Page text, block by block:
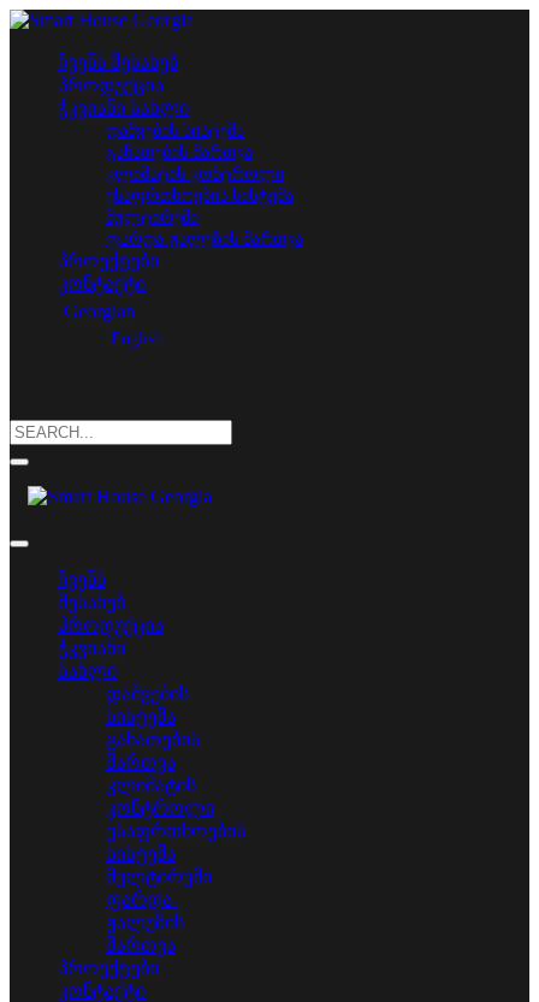
ჩვენს შესახებ
პროდუქცია
ჭკვიანი სახლი
დაშვების სისტემა
განათების მართვა
კლიმატის კონტროლი
უსაფრთხოების სისტემა
მულტირუმი
ფარდა-ჟალუზის მართვა
პროექტები
კონტაქტი
Georgian
English
Search
for:
ჩვენს
შესახებ
პროდუქცია
ჭკვიანი
სახლი
დაშვების
სისტემა
განათების
მართვა
კლიმატის
კონტროლი
უსაფრთხოების
სისტემა
მულტირუმი
ფარდა-
ჟალუზის
მართვა
პროექტები
კონტაქტი